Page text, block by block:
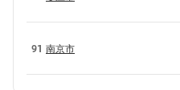
91 南京市